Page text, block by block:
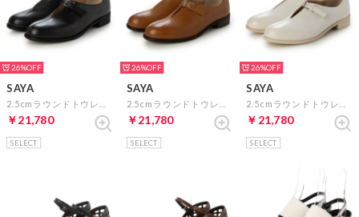
26%
SAYA
￥21,780
SELECT
26%
SAYA
￥21,780
SELECT
26%
SAYA
￥21,780
SELECT